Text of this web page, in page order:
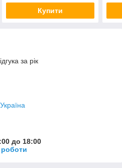
Купити
за рік
до 18:00
роботи